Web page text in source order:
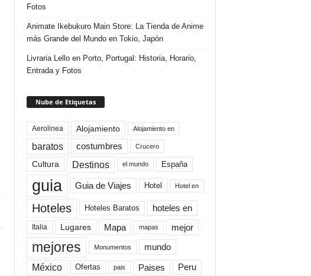
Fotos
Animate Ikebukuro Main Store: La Tienda de Anime
más Grande del Mundo en Tokio, Japón
Livraria Lello en Porto, Portugal: Historia, Horario,
Entrada y Fotos
Nube de Etiquetas
Aerolinea Alojamiento Alojamiento en
baratos costumbres Crucero
Cultura Destinos el mundo España
guia Guia de Viajes Hotel Hotel en
Hoteles Hoteles Baratos hoteles en
Italia Lugares Mapa mapas mejor
mejores Monumentos mundo
México Ofertas pais Paises Peru